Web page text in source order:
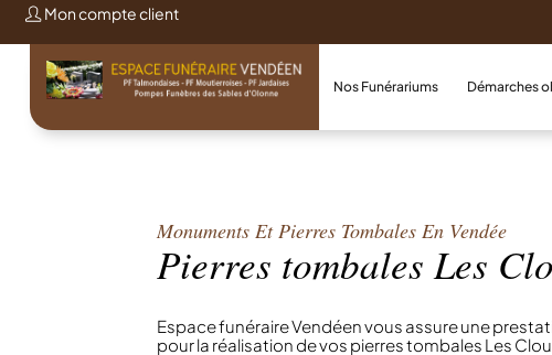
Mon compte client
Nos Funérariums Démarches
Monuments Et Pierres Tombales En Vendée
Pierres tombales Les
Espace funéraire Vendéen vous assure une
pour la réalisation de vos pierres tombales Les